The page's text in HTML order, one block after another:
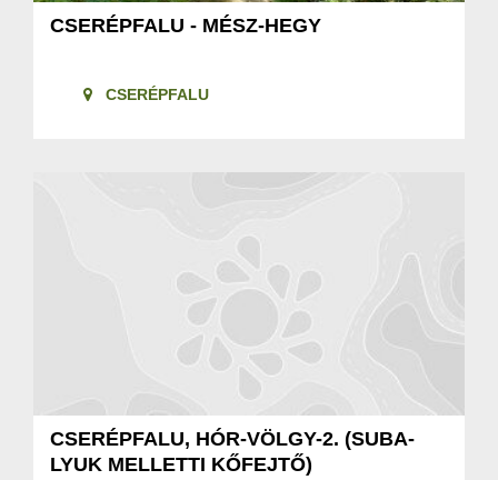
CSERÉPFALU - MÉSZ-HEGY
CSERÉPFALU
CSERÉPFALU, HÓR-VÖLGY-2. (SUBA-
LYUK MELLETTI KŐFEJTŐ)